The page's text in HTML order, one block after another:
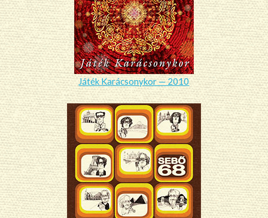
Játék Karácsonykor — 2010